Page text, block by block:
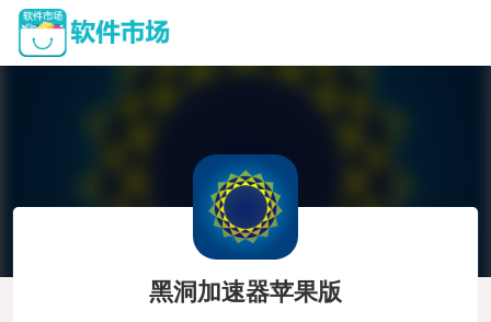
黑洞加速器苹果版